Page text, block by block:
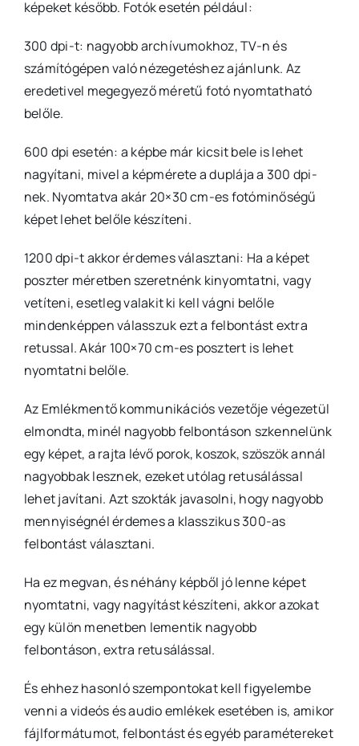
képeket később. Fotók esetén például:
300 dpi-t: nagyobb archívumokhoz, TV-n és
számítógépen való nézegetéshez ajánlunk. Az
eredetivel megegyező méretű fotó nyomtatható
belőle.
600 dpi esetén: a képbe már kicsit bele is lehet
nagyítani, mivel a képmérete a duplája a 300 dpi-
nek. Nyomtatva akár 20×30 cm-es fotóminőségű
képet lehet belőle készíteni.
1200 dpi-t akkor érdemes választani: Ha a képet
poszter méretben szeretnénk kinyomtatni, vagy
vetíteni, esetleg valakit ki kell vágni belőle
mindenképpen válasszuk ezt a felbontást extra
retussal. Akár 100×70 cm-es posztert is lehet
nyomtatni belőle.
Az Emlékmentő kommunikációs vezetője végezetül
elmondta, minél nagyobb felbontáson szkennelünk
egy képet, a rajta lévő porok, koszok, szöszök annál
nagyobbak lesznek, ezeket utólag retusálással
lehet javítani. Azt szokták javasolni, hogy nagyobb
mennyiségnél érdemes a klasszikus 300-as
felbontást választani.
Ha ez megvan, és néhány képből jó lenne képet
nyomtatni, vagy nagyítást készíteni, akkor azokat
egy külön menetben lementik nagyobb
felbontáson, extra retusálással.
És ehhez hasonló szempontokat kell figyelembe
venni a videós és audio emlékek esetében is, amikor
fájlformátumot, felbontást és egyéb paramétereket